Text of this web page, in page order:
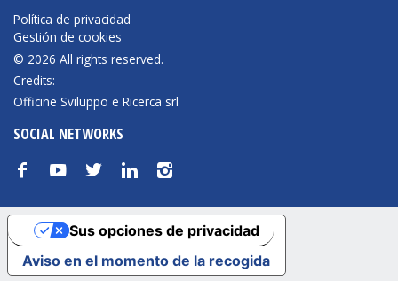
OPORTUNIDADES
Convocatorias
Becas
Alta Formación
Para las empresas
Registro de proveedores
Contratos/Acuerdos/Grant
Política de privacidad
Gestión de cookies
© 2026 All rights reserved.
Credits:
Officine Sviluppo e Ricerca srl
SOCIAL NETWORKS
f y t n i
Aviso en el momento de la recogida
Sus opciones de privacidad